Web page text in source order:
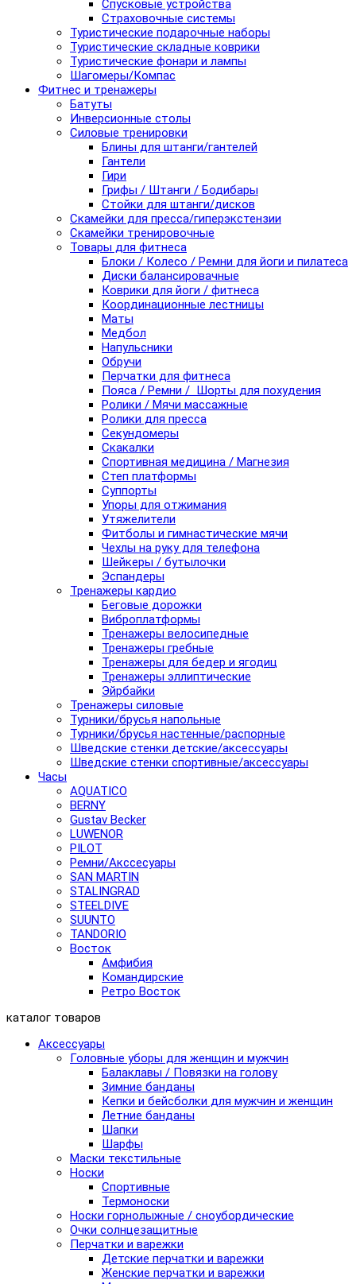
Спусковые устройства
Страховочные системы
Туристические подарочные наборы
Туристические складные коврики
Туристические фонари и лампы
Шагомеры/Компас
Фитнес и тренажеры
Батуты
Инверсионные столы
Силовые тренировки
Блины для штанги/гантелей
Гантели
Гири
Грифы / Штанги / Бодибары
Стойки для штанги/дисков
Скамейки для пресса/гиперэкстензии
Скамейки тренировочные
Товары для фитнеса
Блоки / Колесо / Ремни для йоги и пилатеса
Диски балансировачные
Коврики для йоги / фитнеса
Координационные лестницы
Маты
Медбол
Напульсники
Обручи
Перчатки для фитнеса
Пояса / Ремни / Шорты для похудения
Ролики / Мячи массажные
Ролики для пресса
Секундомеры
Скакалки
Спортивная медицина / Магнезия
Степ платформы
Суппорты
Упоры для отжимания
Утяжелители
Фитболы и гимнастические мячи
Чехлы на руку для телефона
Шейкеры / бутылочки
Эспандеры
Тренажеры кардио
Беговые дорожки
Виброплатформы
Тренажеры велосипедные
Тренажеры гребные
Тренажеры для бедер и ягодиц
Тренажеры эллиптические
Эйрбайки
Тренажеры силовые
Турники/брусья напольные
Турники/брусья настенные/распорные
Шведские стенки детские/аксессуары
Шведские стенки спортивные/аксессуары
Часы
AQUATICO
BERNY
Gustav Becker
LUWENOR
PILOT
Pемни/Акссесуары
SAN MARTIN
STALINGRAD
STEELDIVE
SUUNTO
TANDORIO
Восток
Амфибия
Командирские
Ретро Восток
каталог товаров
Аксессуары
Головные уборы для женщин и мужчин
Балаклавы / Повязки на голову
Зимние банданы
Кепки и бейсболки для мужчин и женщин
Летние банданы
Шапки
Шарфы
Маски текстильные
Носки
Спортивные
Термоноски
Носки горнолыжные / сноубордические
Очки солнцезащитные
Перчатки и варежки
Детские перчатки и варежки
Женские перчатки и варежки